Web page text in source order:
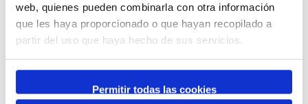
web, quienes pueden combinarla con otra información
que les haya proporcionado o que hayan recopilado a
partir del uso que haya hecho de sus servicios.
Permitir todas las cookies
LA DIFUSIÓ
Avís de circulació
12 Agost 2026